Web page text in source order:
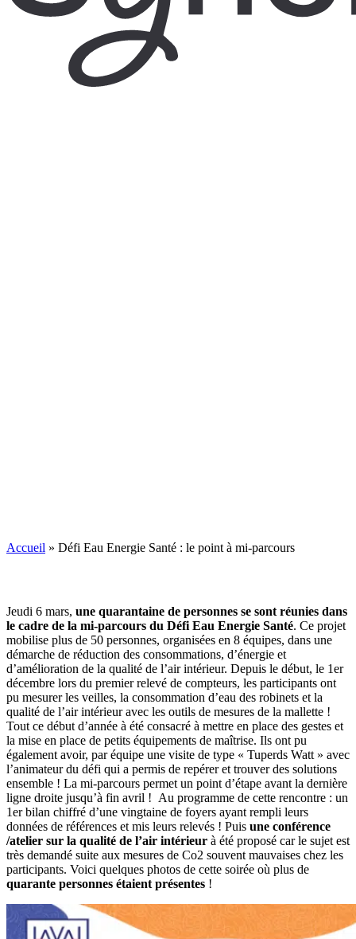
Accueil » Défi Eau Energie Santé : le point à mi-parcours
Jeudi 6 mars, une quarantaine de personnes se sont réunies dans
le cadre de la mi-parcours du Défi Eau Energie Santé. Ce projet
mobilise plus de 50 personnes, organisées en 8 équipes, dans une
démarche de réduction des consommations, d’énergie et
d’amélioration de la qualité de l’air intérieur. Depuis le début, le 1er
décembre lors du premier relevé de compteurs, les participants ont
pu mesurer les veilles, la consommation d’eau des robinets et la
qualité de l’air intérieur avec les outils de mesures de la mallette !
Tout ce début d’année à été consacré à mettre en place des gestes et
la mise en place de petits équipements de maîtrise. Ils ont pu
également avoir, par équipe une visite de type « Tuperds Watt » avec
l’animateur du défi qui a permis de repérer et trouver des solutions
ensemble ! La mi-parcours permet un point d’étape avant la dernière
ligne droite jusqu’à fin avril ! Au programme de cette rencontre : un
1erbilan chiffré d’une vingtaine de foyers ayant rempli leurs
données de références et mis leurs relevés ! Puis une conférence
/atelier sur la qualité de l’air intérieur à été proposé car le sujet est
très demandé suite aux mesures de Co2 souvent mauvaises chez les
participants. Voici quelques photos de cette soirée où plus de
quarante personnes étaient présentes !